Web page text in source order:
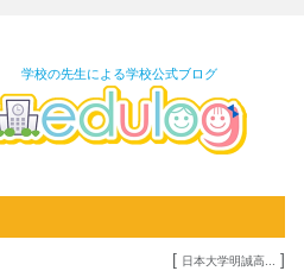
学校の先生による学校公式ブログ
[ 日本大学明誠高... ]